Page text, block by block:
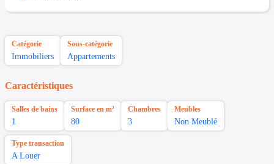
Catégorie
Immobiliers
Sous-catégorie
Appartements
Caractéristiques
Salles de bains
1
Surface en m²
80
Chambres
3
Meubles
Non Meublé
Type transaction
A Louer